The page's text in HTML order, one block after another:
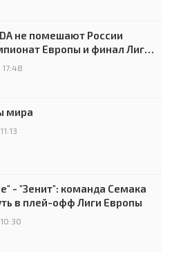
не помешают России
Европы и финал Лиги
мира
- "Зенит": команда Семака
в плей-офф Лиги Европы